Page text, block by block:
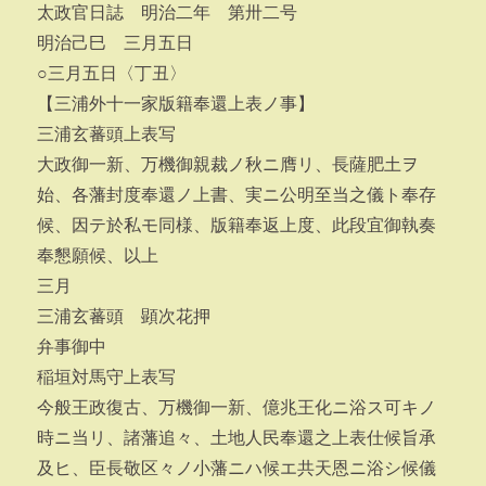
太政官日誌 明治二年 第卅二号
明治己巳 三月五日
○三月五日〈丁丑〉
【三浦外十一家版籍奉還上表ノ事】
三浦玄蕃頭上表写
大政御一新、万機御親裁ノ秋ニ膺リ、長薩肥土ヲ
始、各藩封度奉還ノ上書、実ニ公明至当之儀ト奉存
候、因テ於私モ同様、版籍奉返上度、此段宜御執奏
奉懇願候、以上
三月
三浦玄蕃頭 顕次花押
弁事御中
稲垣対馬守上表写
今般王政復古、万機御一新、億兆王化ニ浴ス可キノ
時ニ当リ、諸藩追々、土地人民奉還之上表仕候旨承
及ヒ、臣長敬区々ノ小藩ニハ候エ共天恩ニ浴シ候儀